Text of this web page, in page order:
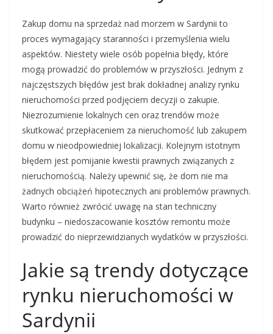
Zakup domu na sprzedaż nad morzem w Sardynii to
proces wymagający staranności i przemyślenia wielu
aspektów. Niestety wiele osób popełnia błędy, które
mogą prowadzić do problemów w przyszłości. Jednym z
najczęstszych błędów jest brak dokładnej analizy rynku
nieruchomości przed podjęciem decyzji o zakupie.
Niezrozumienie lokalnych cen oraz trendów może
skutkować przepłaceniem za nieruchomość lub zakupem
domu w nieodpowiedniej lokalizacji. Kolejnym istotnym
błędem jest pomijanie kwestii prawnych związanych z
nieruchomością. Należy upewnić się, że dom nie ma
żadnych obciążeń hipotecznych ani problemów prawnych.
Warto również zwrócić uwagę na stan techniczny
budynku – niedoszacowanie kosztów remontu może
prowadzić do nieprzewidzianych wydatków w przyszłości.
Jakie są trendy dotyczące
rynku nieruchomości w
Sardynii